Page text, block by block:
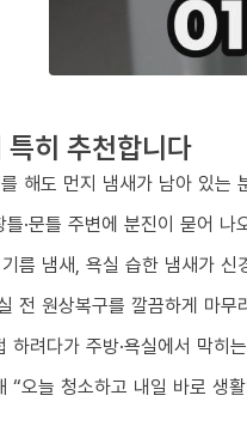
히 추천합니다
해도 먼지 냄새가 남아 있는
틀·문틀 주변에 분진이 묻어 나
름 냄새, 욕실 습한 냄새가 신
전 원상복구를 깔끔하게 마무
하려다가 주방·욕실에서 막히
“오늘 청소하고 내일 바로 생